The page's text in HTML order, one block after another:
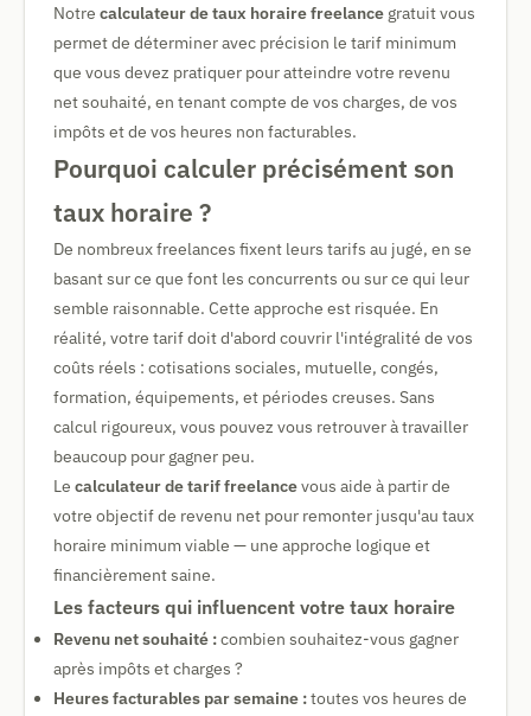
Notre calculateur de taux horaire freelance gratuit vous
permet de déterminer avec précision le tarif minimum
que vous devez pratiquer pour atteindre votre revenu
net souhaité, en tenant compte de vos charges, de vos
impôts et de vos heures non facturables.
Pourquoi calculer précisément son
taux horaire ?
De nombreux freelances fixent leurs tarifs au jugé, en se
basant sur ce que font les concurrents ou sur ce qui leur
semble raisonnable. Cette approche est risquée. En
réalité, votre tarif doit d'abord couvrir l'intégralité de vos
coûts réels : cotisations sociales, mutuelle, congés,
formation, équipements, et périodes creuses. Sans
calcul rigoureux, vous pouvez vous retrouver à travailler
beaucoup pour gagner peu.
Le calculateur de tarif freelancevous aide à partir de
votre objectif de revenu net pour remonter jusqu'au taux
horaire minimum viable — une approche logique et
financièrement saine.
Les facteurs qui influencent votre taux horaire
Revenu net souhaité :combien souhaitez-vous gagner
après impôts et charges ?
Heures facturables par semaine :toutes vos heures de